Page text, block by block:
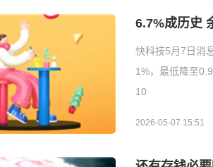
6.7%成历史
快科技5月7日消
1%，最低降至
10
2026-05-07 15:51